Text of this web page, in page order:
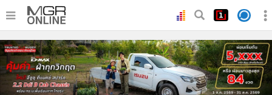
• หน้าหลัก
• ทันเหตุการณ์
• ภาคใต้